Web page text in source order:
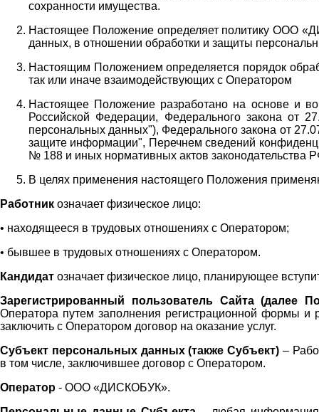
сохранности имущества.
Настоящее Положение определяет политику ООО
данных, в отношении обработки и защиты
Настоящим Положением определяется порядок
так или иначе взаимодействующих с Оператором
Настоящее Положение разработано на основе и во
Российской Федерации, Федерального закона
персональных данных"), Федерального закона от
защите информации", Перечнем сведений
№ 188 и иных нормативных актов законодательства
В целях применения настоящего Положения
Работник означает физическое лицо:
• находящееся в трудовых отношениях с Оператором;
• бывшее в трудовых отношениях с Оператором.
Кандидат означает физическое лицо, планирующее
Зарегистрированный пользователь Сайта (далее
Оператора путем заполнения регистрационной формы и
заключить с Оператором договор на оказание услуг.
Субъект персональных данных (также Субъект) –
в том числе, заключившее договор с Оператором.
Оператор - ООО «ДИСКОБУК».